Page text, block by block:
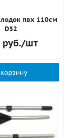
пвх 110см
D32
руб./шт